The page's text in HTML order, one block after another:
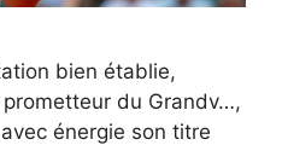
bien établie,
du Grandv…,
énergie son titre